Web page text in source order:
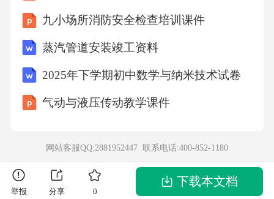
长度约为600公里。C项错误，“千湖之省”是湖
北省的称号。D项错误，湖南省气候类型以亚热
带季风气候为主。故选A。10．甲与乙签订了一
份买卖合同，约定乙向甲交付一批货物，甲在
解除合同并要求乙承担缔约过失责任D、变更合
九小场所消防安全检查培训课件
蒸汽管道安装竣工资料
2025年下学期初中数学与纳米技术试卷
气动与液压传动教学课件
网站客服QQ:2881952447 联系电话:400-852-1180
举报 分享 0
下载本文档